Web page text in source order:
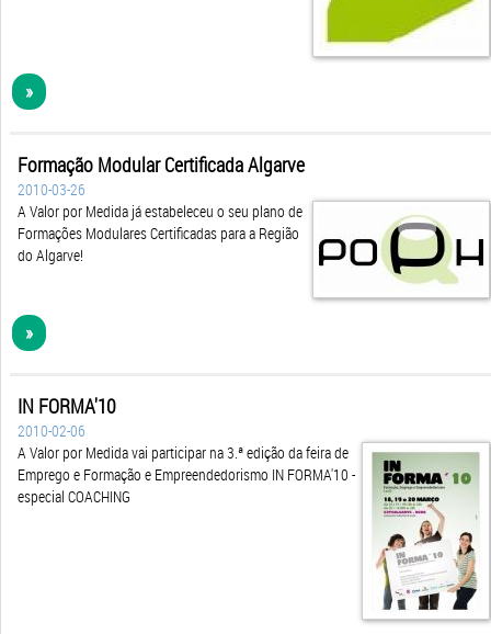
»
Formação Modular Certificada Algarve
2010-03-26
A Valor por Medida já estabeleceu o seu plano de
Formações Modulares Certificadas para a Região
do Algarve!
»
IN FORMA'10
2010-02-06
A Valor por Medida vai participar na 3.ª edição da feira de
Emprego e Formação e Empreendedorismo IN FORMA'10 -
especial COACHING